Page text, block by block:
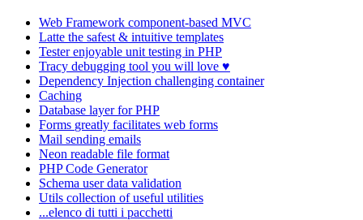
Web Framework component-based MVC
Latte the safest & intuitive templates
Testerenjoyable unit testing in PHP
Tracy debugging tool you will love ♥
Dependency Injection challenging container
Caching
Database layer for PHP
Forms greatly facilitates web forms
Mail sending emails
Neon readable file format
PHP Code Generator
Schema user data validation
Utils collection of useful utilities
...elenco di tutti i pacchetti